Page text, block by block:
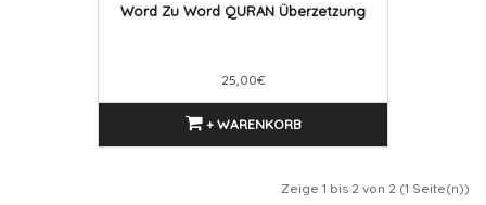
Word Zu Word QURAN Überzetzung
25,00€
+ WARENKORB
Zeige 1 bis 2 von 2 (1 Seite(n))